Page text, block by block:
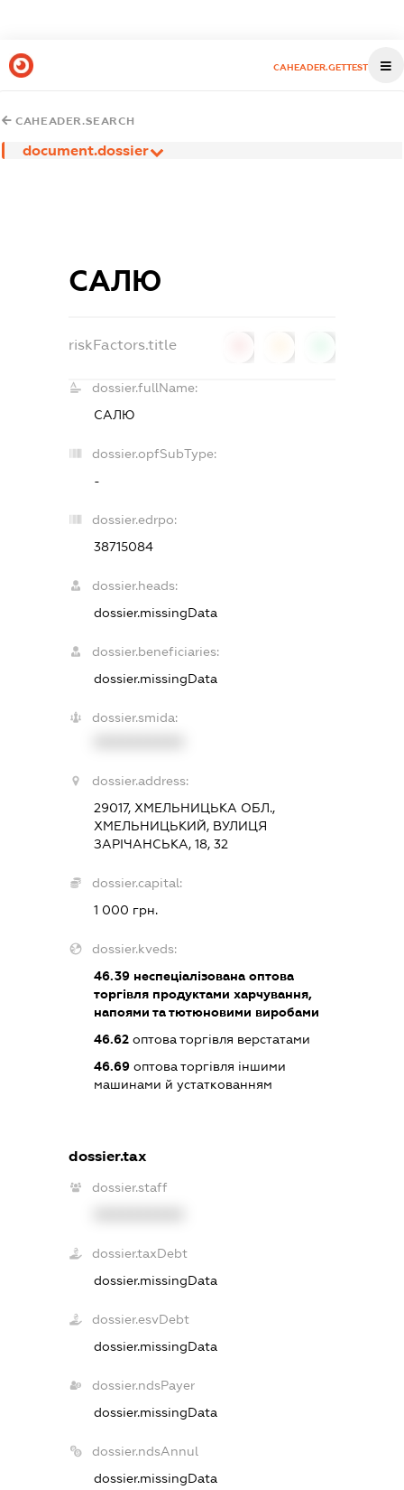
CAHEADER.GETTEST
CAHEADER.SEARCH
document.dossier
САЛЮ
riskFactors.title
dossier.fullName:
САЛЮ
dossier.opfSubType:
-
dossier.edrpo:
38715084
dossier.heads:
dossier.missingData
dossier.beneficiaries:
dossier.missingData
dossier.smida:
dossier.address:
29017, ХМЕЛЬНИЦЬКА ОБЛ.,
ХМЕЛЬНИЦЬКИЙ, ВУЛИЦЯ
ЗАРІЧАНСЬКА, 18, 32
dossier.capital:
1 000 грн.
dossier.kveds:
46.39неспеціалізована оптова
торгівля продуктами харчування,
напоями та тютюновими виробами
46.62оптова торгівля верстатами
46.69оптова торгівля іншими
машинами й устаткованням
dossier.tax
dossier.staff
dossier.taxDebt
dossier.missingData
dossier.esvDebt
dossier.missingData
dossier.ndsPayer
dossier.missingData
dossier.ndsAnnul
dossier.missingData